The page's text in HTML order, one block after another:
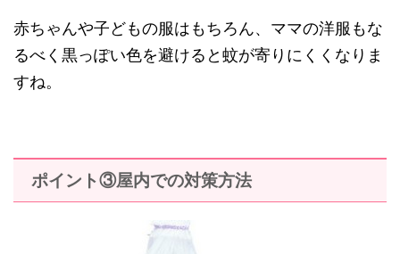
赤ちゃんや子どもの服はもちろん、ママの洋服もな
るべく黒っぽい色を避けると蚊が寄りにくくなりま
すね。
ポイント③屋内での対策方法